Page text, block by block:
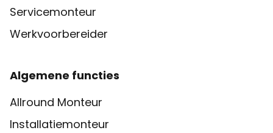
Servicemonteur
Werkvoorbereider
Algemene functies
Allround Monteur
Installatiemonteur